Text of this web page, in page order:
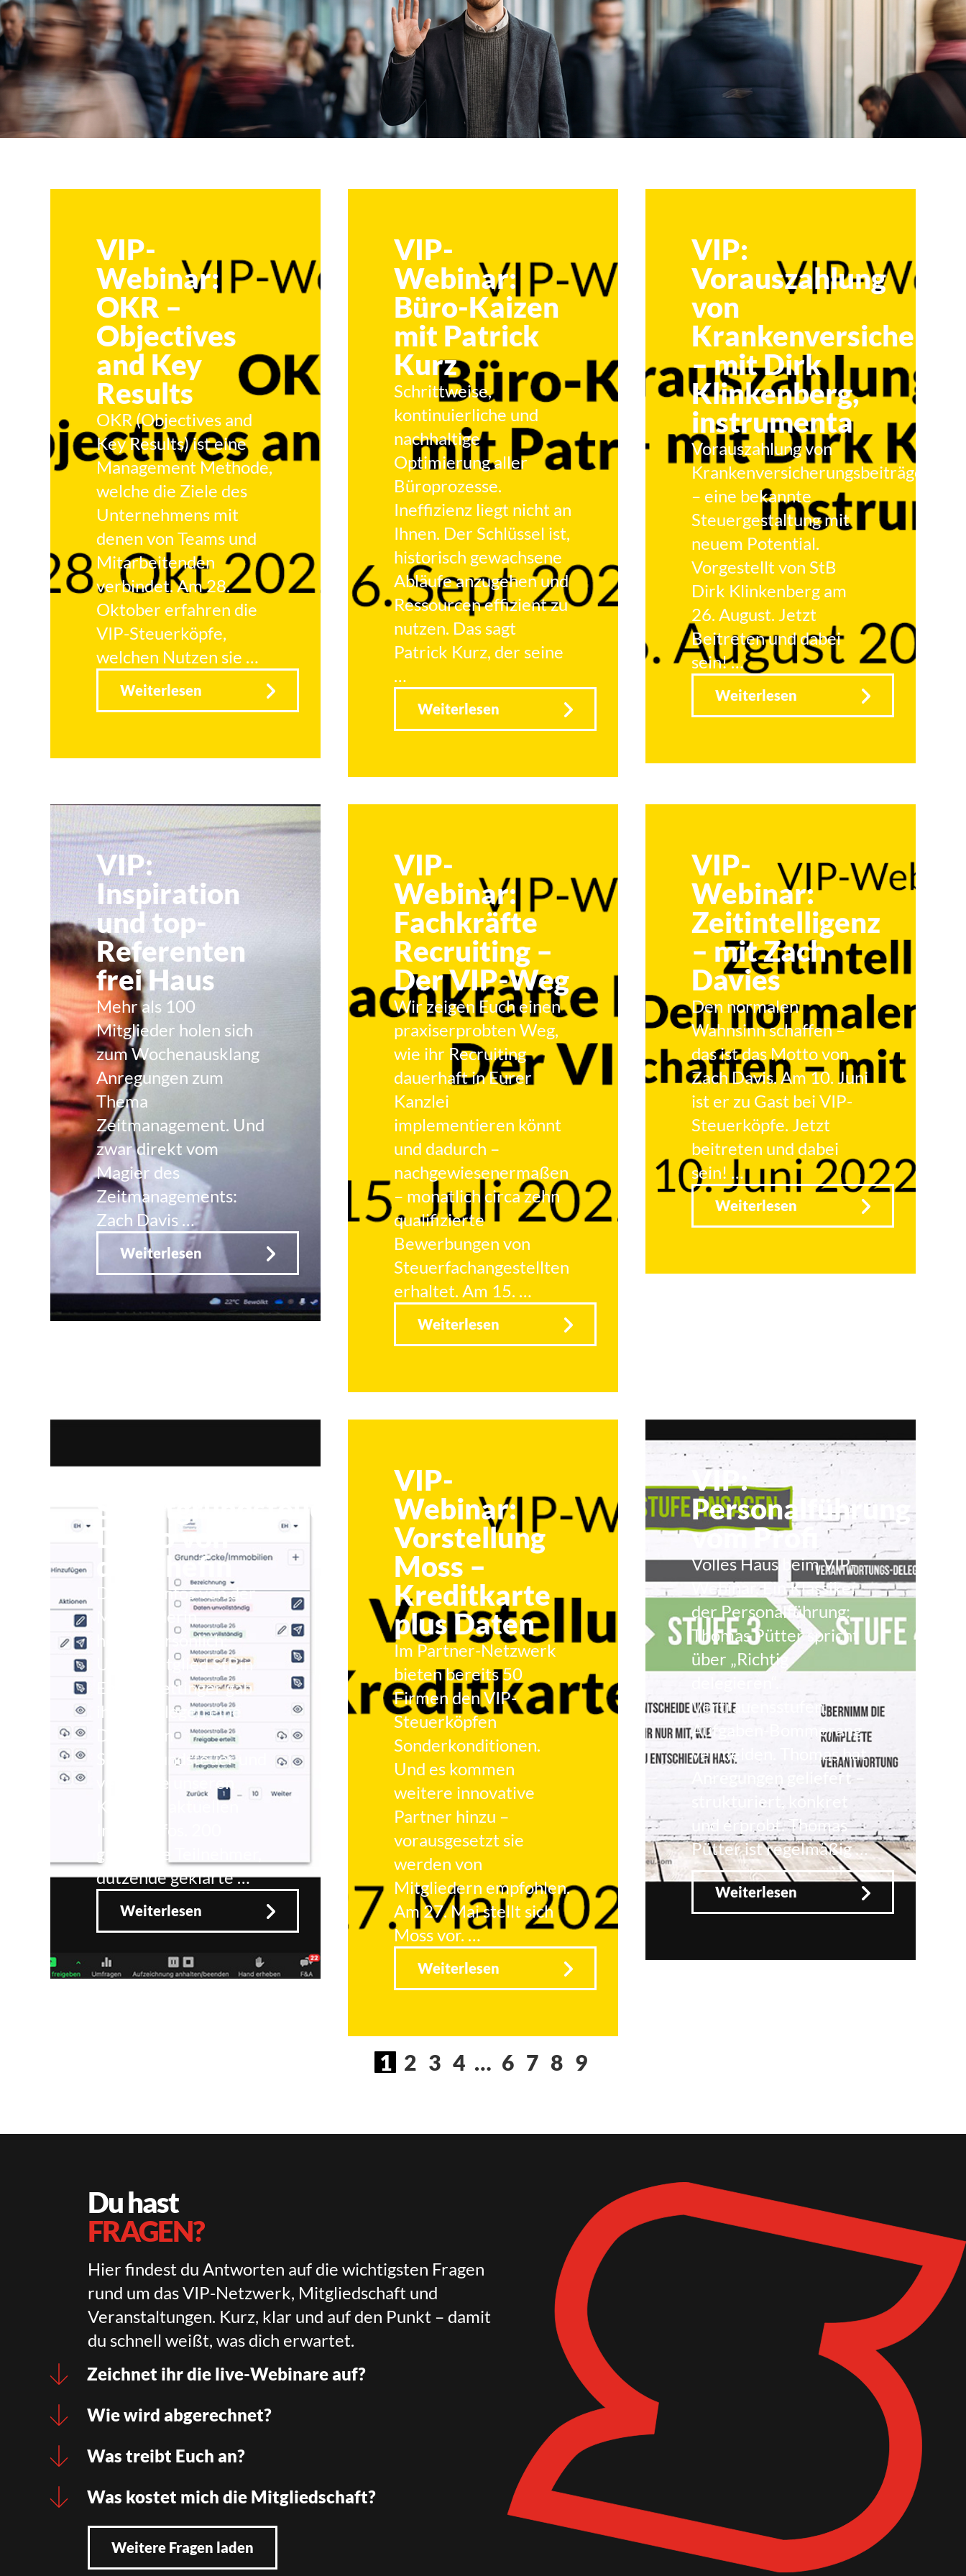
VIP
VIP-
Webinar:
OKR –
Objectives
and Key
Results
OKR (Objectives and
Key Results) ist eine
Management Methode,
welche die Ziele des
Unternehmens mit
denen von Teams und
Mitarbeitenden
verbindet. Am 28.
Oktober erfahren die
VIP-Steuerköpfe,
welchen Nutzen sie …
Weiterlesen
VIP-
Webinar:
Büro-Kaizen
mit Patrick
Kurz
Schrittweise,
kontinuierliche und
nachhaltige
Optimierung aller
Büroprozesse.
Ineffizienz liegt nicht an
Ihnen. Der Schlüssel ist,
historisch gewachsene
Abläufe anzugehen und
Ressourcen effizient zu
nutzen. Das sagt
Patrick Kurz, der seine
…
Weiterlesen
VIP:
Vorauszahlung
von
– mit Dirk
Klinkenberg,
instrumenta
Vorauszahlung von
Krankenversicherungsbeiträgen
– eine bekannte
Steuergestaltung mit
neuem Potential.
Vorgestellt von StB
Dirk Klinkenberg am
26. August. Jetzt
Beitreten und dabei
sein! …
Weiterlesen
VIP:
Inspiration
und top-
Referenten
frei Haus
Mehr als 100
Mitglieder holen sich
zum Wochenausklang
Anregungen zum
Thema
Zeitmanagement. Und
zwar direkt vom
Magier des
Zeitmanagements:
Zach Davis …
Weiterlesen
VIP-
Webinar:
Fachkräfte
Recruiting –
Der VIP-Weg
Wir zeigen Euch einen
praxiserprobten Weg,
wie ihr Recruiting
dauerhaft in Eurer
Kanzlei
implementieren könnt
und dadurch –
nachgewiesenermaßen
– monatlich circa zehn
qualifizierte
Bewerbungen von
Steuerfachangestellten
erhaltet. Am 15. …
Weiterlesen
VIP-
Webinar:
Zeitintelligenz
– mit Zach
Davies
Den normalen
Wahnsinn schaffen –
das ist das Motto von
Zach Davis. Am 10. Juni
ist er zu Gast bei VIP-
Steuerköpfe. Jetzt
beitreten und dabei
sein! …
Weiterlesen
VIP:
Smartgrundsteuer
Demo von
der Chefin
Direkte Infos von der
Mitgründerin
höchstpersönlich:
Unser Mitglied StBin
Emmy Oettinger gab
ihren Kollegen eine
Demo von
Smartgrundsteuer und
versorgte unseren
Kreis mit aktuellen
Insiderinfos. 200
glückliche Teilnehmer,
dutzende geklärte …
Weiterlesen
VIP-
Webinar:
Vorstellung
Moss –
Kreditkarte
plus Daten
Im Partner-Netzwerk
bieten bereits 50
Firmen den VIP-
Steuerköpfen
Sonderkonditionen.
Und es kommen
weitere innovative
Partner hinzu –
vorausgesetzt sie
werden von
Mitgliedern empfohlen.
Am 27. Mai stellt sich
Moss vor. …
Weiterlesen
VIP:
Personalführung
vom Profi
Volles Haus beim VIP-
Webinar. Ein Klassiker
der Personalführung:
Thomas Pütter spricht
über „Richtig
Vertrauensstufen,
Aufgaben-Bommerang
vermeiden. Thomas hat
Anregungen geliefert –
strukturiert, konkret
und erprobt. Thomas
Pütter ist regelmäßig …
Weiterlesen
1 2 3 4 … 6 7 8 9
Du hast
FRAGEN?
Hier findest du Antworten auf die wichtigsten Fragen
rund um das VIP-Netzwerk, Mitgliedschaft und
Veranstaltungen. Kurz, klar und auf den Punkt – damit
du schnell weißt, was dich erwartet.
Zeichnet ihr die live-Webinare auf?
Wie wird abgerechnet?
Was treibt Euch an?
Was kostet mich die Mitgliedschaft?
Weitere Fragen laden